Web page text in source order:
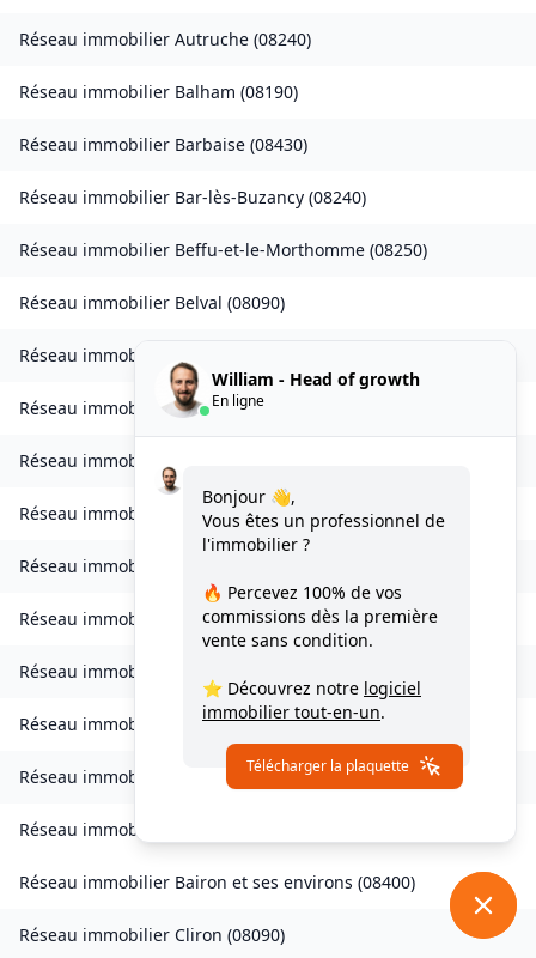
Réseau immobilier Autruche (08240)
Réseau immobilier Balham (08190)
Réseau immobilier Barbaise (08430)
Réseau immobilier Bar-lès-Buzancy (08240)
Réseau immobilier Beffu-et-le-Morthomme (08250)
Réseau immobilier Belval (08090)
Réseau immobilier
Réseau immobilierBourcq (08400
Réseau immobilier
Réseau immobilier Brévilly( 08140)
Réseau immobilier
Réseau immobilier Chagny(08430)
Réseau immobilier
Réseau immobilier Chardeny(08400)
Réseau immobilier Chatel-Chéhéry(08250)
Réseau immobilier
Réseau immobilier Bairon et ses environs (08400)
Réseau immobilier Cliron (08090)
William - Head of growth
En ligne
Bonjour 👋,
Vous êtes un professionnel de
l'immobilier ?
🔥 Percevez 100% de vos
commissions dès la première
vente sans condition.
⭐ Découvrez notre logiciel
immobilier tout-en-un.
Télécharger la plaquette